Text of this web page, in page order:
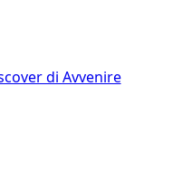
di Avvenire